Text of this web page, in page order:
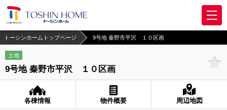
トーシンホームトップページ 9号地 秦野市平沢 １０区画
土地
9号地 秦野市平沢 １０区画
各棟情報 物件概要 周辺地図